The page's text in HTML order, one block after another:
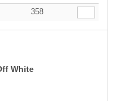
358
White